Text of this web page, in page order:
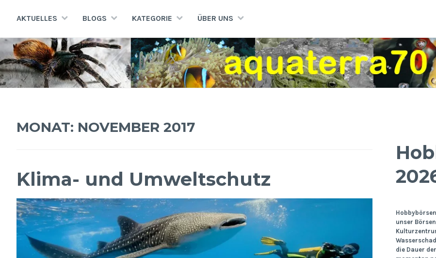
InhaltAKTUELLES BLOGS KATEGORIE ÜBER UNS
AQUATERRA70
Aquaristik · Terraristik · Natur- und Artenschutz
MONAT: NOVEMBER 2017
Klima- und Umweltschutz
unser
die Dauer